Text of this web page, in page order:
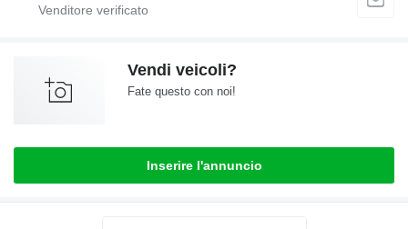
Vendi veicoli?
Fate questo con noi!
Inserire l'annuncio